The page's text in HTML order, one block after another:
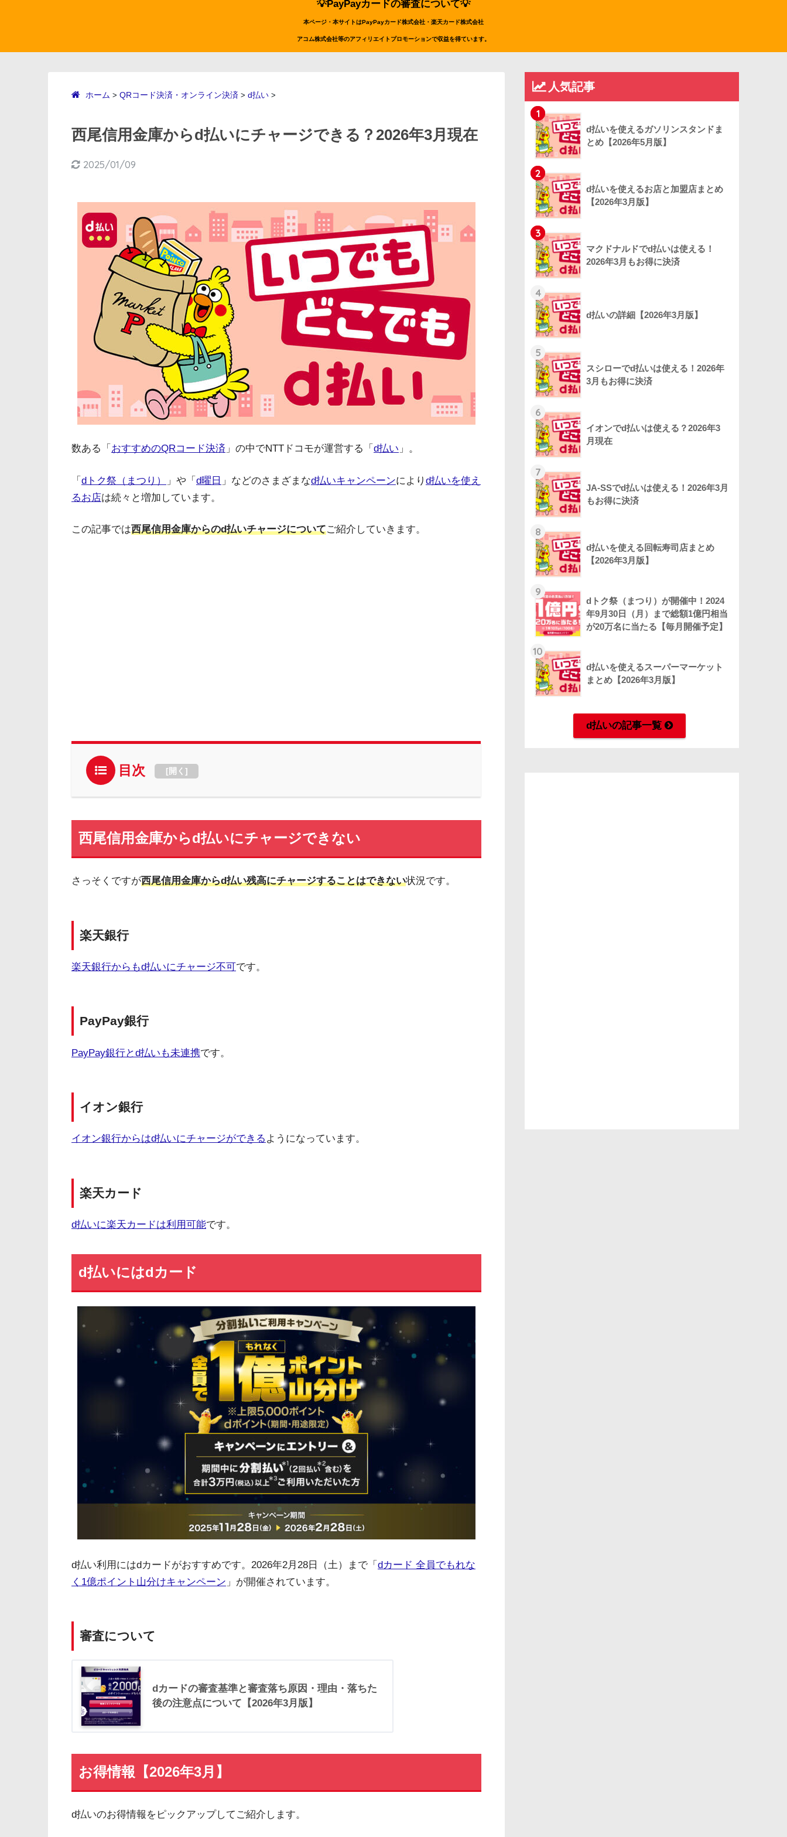
💡PayPayカードの審査について💡
本ページ・本サイトはPayPayカード株式会社・楽天カード株式会社
アコム株式会社等のアフィリエイトプロモーションで収益を得ています。
ホーム > QRコード決済・オンライン決済 > d払い >
西尾信用金庫からd払いにチャージできる？2026年3月現在
2025/01/09
数ある「 おすすめのQRコード決済 」の中でNTTドコモが運営する「 d払い 」。
「 dトク祭（まつり） 」や「 d曜日 」などのさまざまなd払いキャンペーンにより d払いを使え
るお店は続々と増加しています。
この記事では西尾信用金庫からのd払いチャージについてご紹介していきます。
目次 [開く ]
西尾信用金庫からd払いにチャージできない
さっそくですが西尾信用金庫からd払い残高にチャージすることはできない状況です。
楽天銀行
楽天銀行からもd払いにチャージ不可です。
PayPay銀行
PayPay銀行とd払いも未連携です。
イオン銀行
イオン銀行からはd払いにチャージができる ようになっています。
楽天カード
d払いに楽天カードは利用可能です。
d払いにはdカード
d払い利用にはdカードがおすすめです。2026年2月28日（土）まで「 dカード 全員でもれな
く1億ポイント山分けキャンペーン 」が開催されています。
審査について
dカードの審査基準と審査落ち原因・理由・落ちた
後の注意点について【2026年3月版】
お得情報【2026年3月】
d払いのお得情報をピックアップしてご紹介します。
人気記事
1
d払いを使えるガソリンスタンドま
とめ【2026年5月版】
2
d払いを使えるお店と加盟店まとめ
【2026年3月版】
3
マクドナルドでd払いは使える！
2026年3月もお得に決済
4
d払いの詳細【2026年3月版】
5
スシローでd払いは使える！2026年
3月もお得に決済
6
イオンでd払いは使える？2026年3
月現在
7
JA-SSでd払いは使える！2026年3月
もお得に決済
8
d払いを使える回転寿司店まとめ
【2026年3月版】
9
dトク祭（まつり）が開催中！2024
年9月30日（月）まで総額1億円相当
が20万名に当たる【毎月開催予定】
10
d払いを使えるスーパーマーケット
まとめ【2026年3月版】
d払いの記事一覧